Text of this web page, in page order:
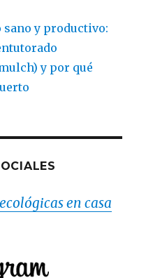
sano y productivo:
y por qué
en casa